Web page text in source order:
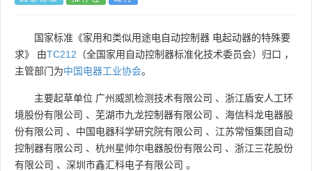
国家标准《家用和类似用途电自动控制器 电起动器的特殊要
求》 由TC212 （全国家用自动控制器标准化技术委员会）归口 ，
主管部门为中国电器工业协会。
主要起草单位 广州威凯检测技术有限公司 、 浙江盾安人工环
境股份有限公司 、 芜湖市九龙控制器有限公司 、 海信科龙电器股
份有限公司 、 中国电器科学研究院有限公司 、 江苏常恒集团自动
控制器有限公司 、 杭州星帅尔电器股份有限公司 、 浙江三花股份
有限公司 、 深圳市鑫汇科电子有限公司 。